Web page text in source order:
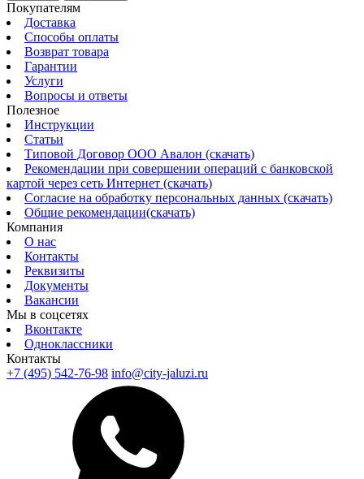
Покупателям
Доставка
Способы оплаты
Возврат товара
Гарантии
Услуги
Вопросы и ответы
Полезное
Инструкции
Статьи
Типовой Договор ООО Авалон (скачать)
Рекомендации при совершении операций с банковской
картой через сеть Интернет (скачать)
Согласие на обработку персональных данных (скачать)
Общие рекомендации(скачать)
Компания
О нас
Контакты
Реквизиты
Документы
Вакансии
Мы в соцсетях
Вконтакте
Одноклассники
Контакты
+7 (495) 542-76-98 info@city-jaluzi.ru